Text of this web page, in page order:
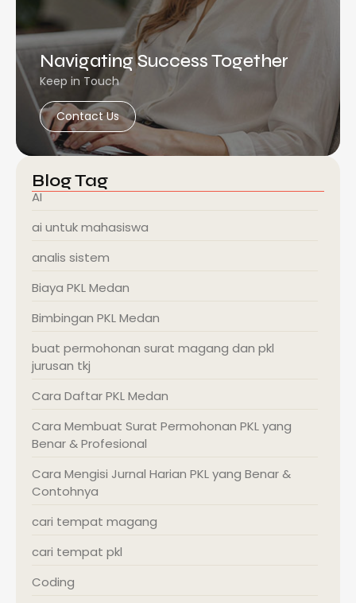
Navigating Success Together
Keep in Touch
Contact Us
Blog Tag
AI
ai untuk mahasiswa
analis sistem
Biaya PKL Medan
Bimbingan PKL Medan
buat permohonan surat magang dan pkl
jurusan tkj
Cara Daftar PKL Medan
Cara Membuat Surat Permohonan PKL yang
Benar & Profesional
Cara Mengisi Jurnal Harian PKL yang Benar &
Contohnya
cari tempat magang
cari tempat pkl
Coding